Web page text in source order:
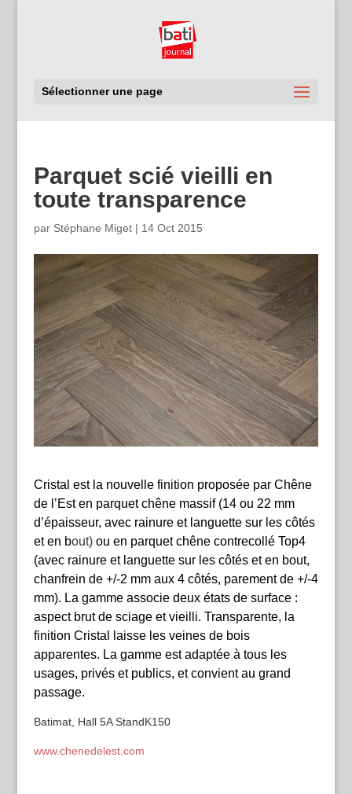
Sélectionner une page
Parquet scié vieilli en
toute transparence
par Stéphane Miget| 14 Oct 2015
Cristal est la nouvelle finition proposée par Chêne
de l’Est en parquet chêne massif (14 ou 22 mm
d’épaisseur, avec rainure et languette sur les côtés
et en bout) ou en parquet chêne contrecollé Top4
(avec rainure et languette sur les côtés et en bout,
chanfrein de +/-2 mm aux 4 côtés, parement de +/-4
mm). La gamme associe deux états de surface :
aspect brut de sciage et vieilli. Transparente, la
finition Cristal laisse les veines de bois
apparentes. La gamme est adaptée à tous les
usages, privés et publics, et convient au grand
passage.
Batimat, Hall 5A StandK150
www.chenedelest.com